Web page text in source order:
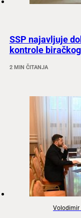
SSP najavljuje
kontrole
2 MIN ČITANJA
Volodimir